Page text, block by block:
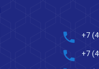
phone +7
phone +7